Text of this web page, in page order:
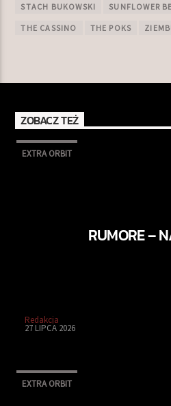
STACH BUKOWSKI SUNFLOWER
THE CASSINO THE POKS
ZOBACZ TEŻ
EXTRA ORBIT
RUMORE –
Redakcja
27 LIPCA 2026
EXTRA ORBIT